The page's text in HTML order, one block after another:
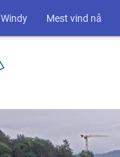
Windy Mest vind nå